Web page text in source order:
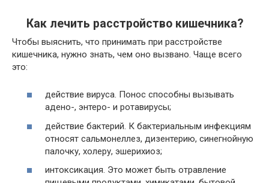
Как лечить расстройство кишечника?
Чтобы выяснить, что принимать при расстройстве
кишечника, нужно знать, чем оно вызвано. Чаще всего
это:
действие вируса. Понос способны вызывать
адено-, энтеро- и ротавирусы;
действие бактерий. К бактериальным инфекциям
относят сальмонеллез, дизентерию, синегнойную
палочку, холеру, эшерихиоз;
интоксикация. Это может быть отравление